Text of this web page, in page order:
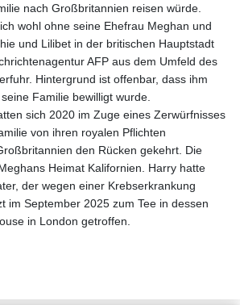
nach Großbritannien reisen würde.
wohl ohne seine Ehefrau Meghan und
und Lilibet in der britischen Hauptstadt
AFP aus dem Umfeld des
Hintergrund ist offenbar, dass ihm
Familie bewilligt wurde.
sich 2020 im Zuge eines Zerwürfnisses
von ihren royalen Pflichten
den Rücken gekehrt. Die
Heimat Kalifornien. Harry hatte
der wegen einer Krebserkrankung
im September 2025 zum Tee in dessen
in London getroffen.